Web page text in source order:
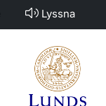
Lyssna